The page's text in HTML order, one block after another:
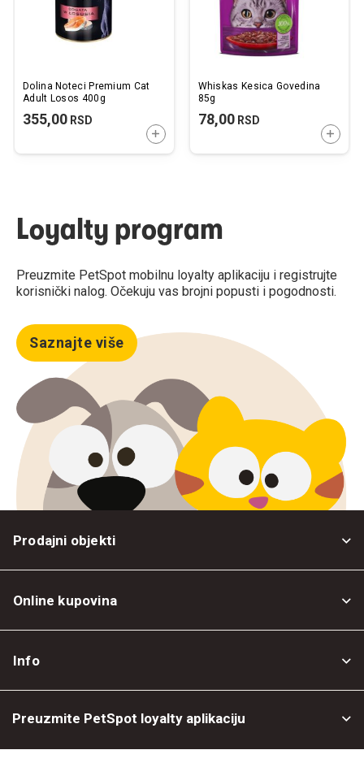
Dolina Noteci Premium Cat
Adult Losos 400g
355,00 RSD
DODAJTE U KORPU
Whiskas Kesica Govedina
85g
78,00RSD
Loyalty program
Preuzmite PetSpot mobilnu loyalty aplikaciju i registrujte
korisnički nalog. Očekuju vas brojni popusti i pogodnosti.
Saznajte više
Prodajni objekti
Online kupovina
Info
Preuzmite PetSpot loyalty aplikaciju